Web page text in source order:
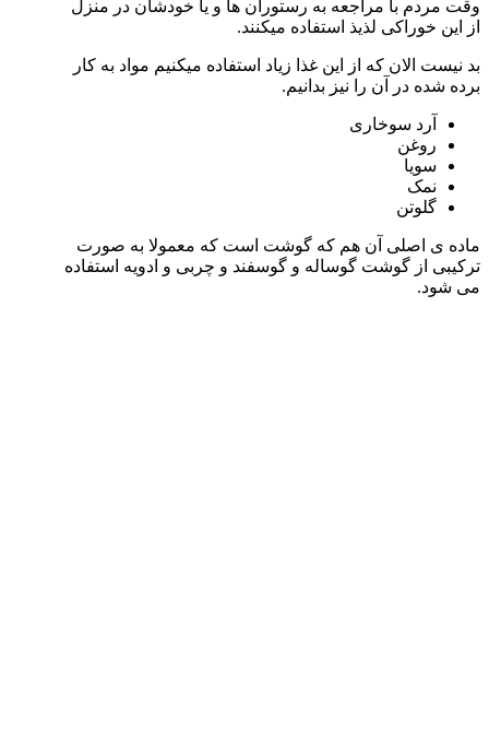
وقت مردم با مراجعه به رستوران ها و یا خودشان در منزل
از این خوراکی لذیذ استفاده میکنند.
بد نیست الان که از این غذا زیاد استفاده میکنیم مواد به کار
برده شده در آن را نیز بدانیم.
آرد سوخاری
روغن
سویا
نمک
گلوتن
ماده ی اصلی آن هم که گوشت است که معمولا به صورت
ترکیبی از گوشت گوساله و گوسفند و چربی و ادویه استفاده
می شود.